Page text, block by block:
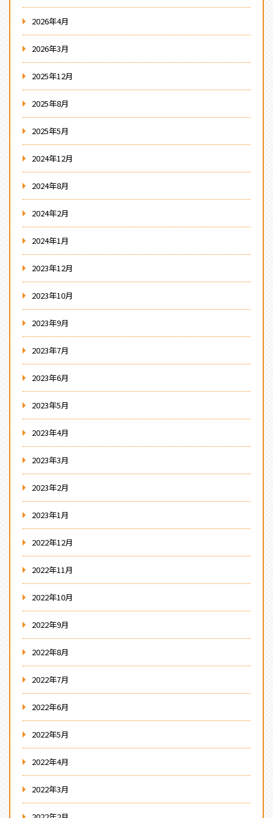
2026年4月
2026年3月
2025年12月
2025年8月
2025年5月
2024年12月
2024年8月
2024年2月
2024年1月
2023年12月
2023年10月
2023年9月
2023年7月
2023年6月
2023年5月
2023年4月
2023年3月
2023年2月
2023年1月
2022年12月
2022年11月
2022年10月
2022年9月
2022年8月
2022年7月
2022年6月
2022年5月
2022年4月
2022年3月